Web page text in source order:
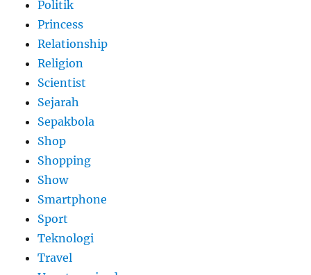
Politik
Princess
Relationship
Religion
Scientist
Sejarah
Sepakbola
Shop
Shopping
Show
Smartphone
Sport
Teknologi
Travel